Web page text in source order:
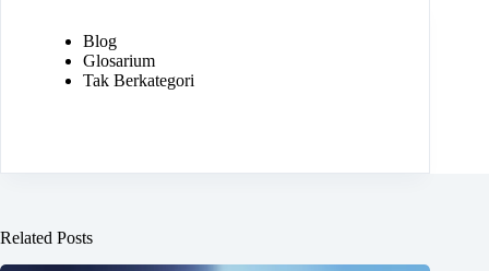
Blog
Glosarium
Tak Berkategori
Related Posts